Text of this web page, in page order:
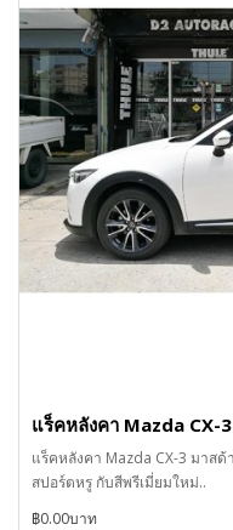
แร็คหลังคา Mazda CX-
แร็คหลังคา Mazda CX-3 มาส
สปอร์ตหรู กับสีพรีเมี่ยมใหม่..
฿0.00บาท